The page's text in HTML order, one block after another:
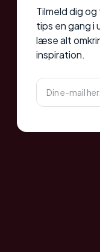
Tilmeld dig
tips en gang i
læse alt
inspiration.